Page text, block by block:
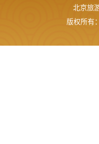
北京旅
版权所有